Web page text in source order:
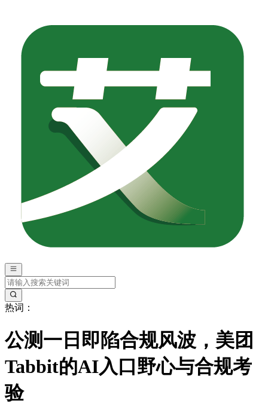
热词：
公测一日即陷合规风波，美团
Tabbit的AI入口野心与合规考
验